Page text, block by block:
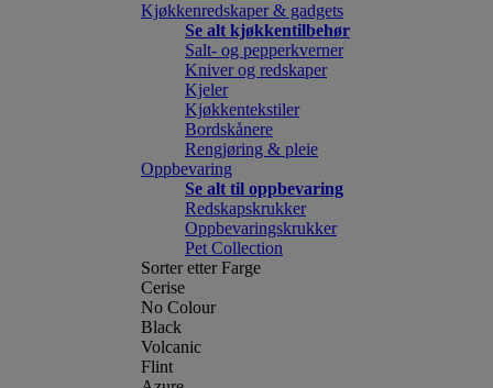
Kjøkkenredskaper & gadgets
Se alt kjøkkentilbehør
Salt- og pepperkverner
Kniver og redskaper
Kjeler
Kjøkkentekstiler
Bordskånere
Rengjøring & pleie
Oppbevaring
Se alt til oppbevaring
Redskapskrukker
Oppbevaringskrukker
Pet Collection
Sorter etter Farge
Cerise
No Colour
Black
Volcanic
Flint